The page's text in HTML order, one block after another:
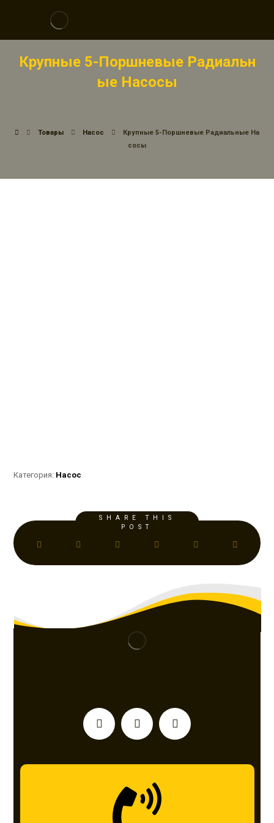
Крупные 5-Поршневые Радиальн
Ые Насосы
Товары Насос
Крупные 5-Поршневые Радиальные На
Сосы
Категория: Насос